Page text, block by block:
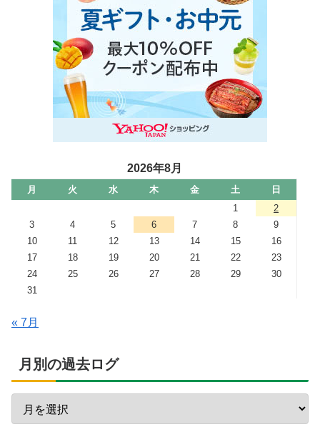
2026年8月
月 火 水 木 金 土
日
1
2
3
4 5 6 7 8
9
10
11 12 13 14 15
16
17
18 19 20 21 22
23
24
25 26 27 28 29
30
31
« 7月
月別の過去ログ